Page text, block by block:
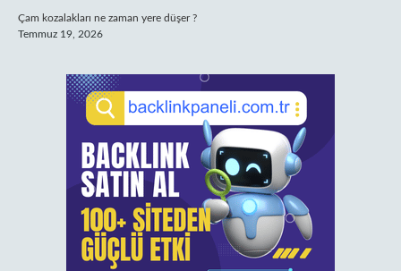
Çam kozalakları ne zaman yere düşer ?
Temmuz 19, 2026